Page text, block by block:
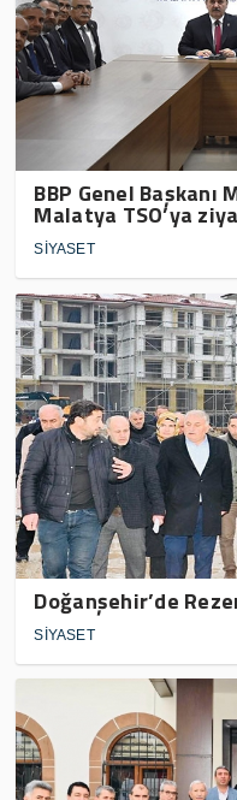
BBP Genel
Malatya TSO’ya
SİYASET
Doğanşehir’de
SİYASET